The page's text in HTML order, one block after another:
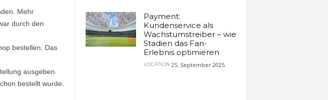
Mehr
durch den
bestellen. Das
ausgeben.
bestellt wurde.
Payment:
Kundenservice als
Wachstumstreiber – wie
Stadien das Fan-
Erlebnis optimieren
LOCATION 25. September 2025